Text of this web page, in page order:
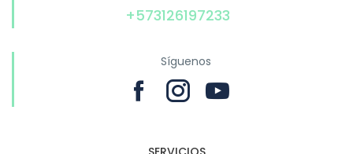
+573126197233
Síguenos